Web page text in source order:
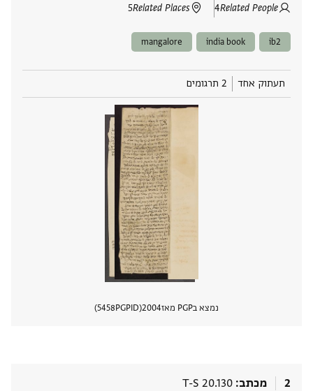
Related People
4
Related Places
5
ib2
india book
mangalore
תעתוק אחד 2 תרגומים
נמצא בPGP מאז 2004
PGPID
5458
2 מכתב T-S 20.130